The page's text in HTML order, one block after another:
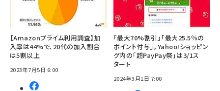
【Amazonプライム利用調査】加
入率は44%で、20代の加入割合
は5割以上
2023年7月5日 6:00
「最大70%割引」「最大25.5％の
ポイント付与」。Yahoo!ショッピン
グ内の「超PayPay祭」は3/1ス
タート
2024年3月1日 7:00